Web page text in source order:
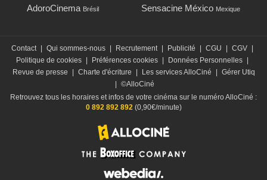
AdoroCinema Brésil Sensacine México Mexique
Contact | Qui sommes-nous | Recrutement | Publicité | CGU | CGV |
Politique de cookies | Préférences cookies | Données Personnelles |
Revue de presse
| Charte d'écriture | Les services AlloCiné | Gérer Utiq
| ©AlloCiné
Retrouvez tous les horaires et infos de votre cinéma sur le numéro AlloCiné :
0 892 892 892(0,90€/minute)